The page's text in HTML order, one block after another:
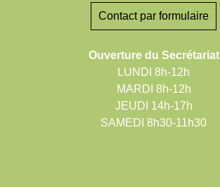
Contact par formulaire
Ouverture du Secrétariat
LUNDI 8h-12h
MARDI 8h-12h
JEUDI 14h-17h
SAMEDI 8h30-11h30